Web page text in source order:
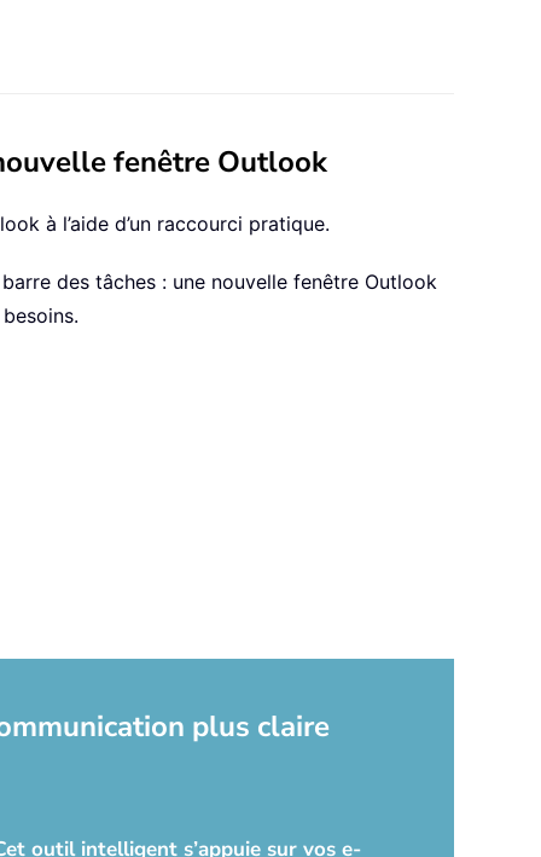
fenêtre Outlook
à l’aide d’un raccourci pratique.
des tâches : une nouvelle fenêtre Outlook
plus claire
outil intelligent s’appuie sur vos e-